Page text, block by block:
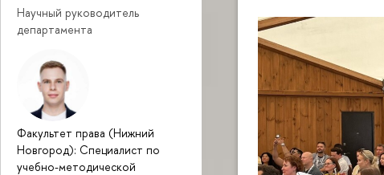
Научный руководитель
департамента
Факультет права (Нижний
Новгород): Специалист по
учебно-методической